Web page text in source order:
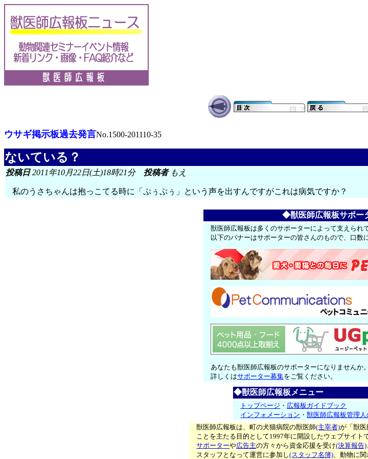
ウサギ掲示板過去発言No.1500-201110-35
ないている？
投稿日2011年10月22日(土)18時21分 投稿者もえ
私のうさちゃんは抱っこてる時に「ぷぅぷぅ」という声を出すんですがこれは病気ですか？
◆獣医師広報板サポー
獣医師広報板は多くのサポーターによって支えられ
以下のバナーはサポーターの皆さんのもので、口数
あなたも獣医師広報板のサポーターになりませんか。
詳しくはサポーター募集をご覧ください。
◆獣医師広報板メニュー
トップページ ・ 広報板ガイドブック
インフォメーション ・獣医師広報板管理
獣医師広報板は、町の犬猫病院の獣医師(主宰者)が「獣医
ことを主たる目的として1997年に開設したウェブサイト
サポーターや広告主の方々から資金応援を受け(決算報告)
スタッフとなって運営に参加し(スタッフ名簿)、動物に